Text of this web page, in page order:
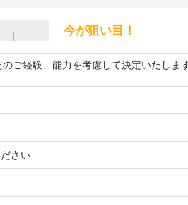
今が狙い目！
ご経験、能力を考慮して決定いたしま
さい